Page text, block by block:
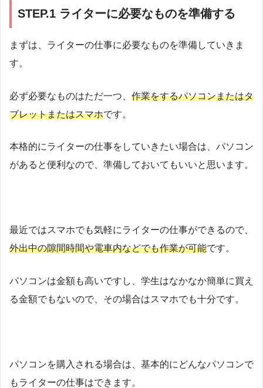
STEP.1 ライターに必要なものを準備する
まずは、ライターの仕事に必要なものを準備していきま
す。
必ず必要なものはただ一つ、 作業をするパソコンまたはタ
ブレットまたはスマホです。
本格的にライターの仕事をしていきたい場合は、パソコン
があると便利なので、準備しておいてもいいと思います。
最近ではスマホでも気軽にライターの仕事ができるので、
外出中の隙間時間や電車内などでも作業が可能です。
パソコンは金額も高いですし、学生はなかなか簡単に買え
る金額でもないので、その場合はスマホでも十分です。
パソコンを購入される場合は、基本的にどんなパソコンで
もライターの仕事はできます。